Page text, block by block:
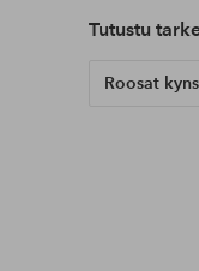
Tutustu
Roosat